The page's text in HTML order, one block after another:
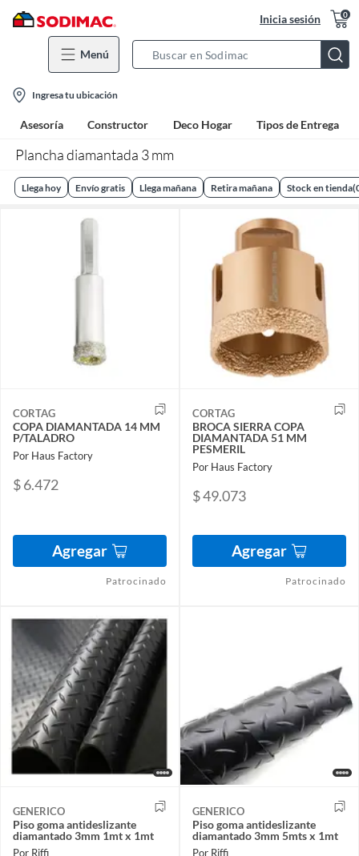
Inicia sesión 0
Menú
Bar
location-
icon
Ingresa tu ubicación
Asesoría Constructor Deco Hogar Tipos de Entrega
Plancha diamantada 3 mm
Llega hoy Envío gratis Llega mañana Retira mañana Stock en tienda(
CORTAG
COPA DIAMANTADA 14 MM
P/TALADRO
Por Haus Factory
$ 6.472
Agregar
Patrocinado
CORTAG
BROCA SIERRA COPA
DIAMANTADA 51 MM
PESMERIL
Por Haus Factory
$ 49.073
Agregar
Patrocinado
GENERICO
Piso goma antideslizante
diamantado 3mm 1mt x 1mt
Por Riffi
GENERICO
Piso goma antideslizante
diamantado 3mm 5mts x 1mt
Por Riffi